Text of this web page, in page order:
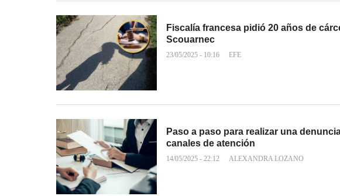
Fiscalía francesa pidió 20 años de
Scouarnec
23/05/2025 - 10:16 EFE
Paso a paso para realizar una
canales de atención
14/05/2025 - 22:12 ALEXANDRA LOZANO